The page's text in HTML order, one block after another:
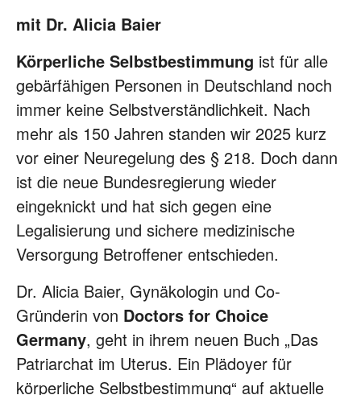
mit Dr. Alicia Baier
Körperliche Selbstbestimmung ist für alle
gebärfähigen Personen in Deutschland noch
immer keine Selbstverständlichkeit. Nach
mehr als 150 Jahren standen wir 2025 kurz
vor einer Neuregelung des § 218. Doch dann
ist die neue Bundesregierung wieder
eingeknickt und hat sich gegen eine
Legalisierung und sichere medizinische
Versorgung Betroffener entschieden.
Dr. Alicia Baier, Gynäkologin und Co-
Gründerin von Doctors for Choice
Germany, geht in ihrem neuen Buch „Das
Patriarchat im Uterus. Ein Plädoyer für
körperliche Selbstbestimmung“ auf aktuelle